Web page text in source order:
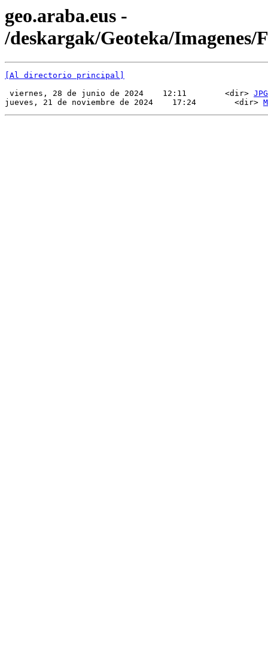
geo.araba.eus -
/deskargak/Geoteka/Imagenes/
[Al directorio principal]
viernes, 28 de junio de 2024    12:11        <dir> JPG
jueves, 21 de noviembre de 2024    17:24        <dir>